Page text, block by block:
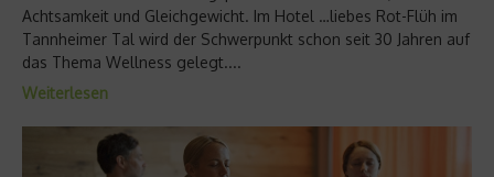
Achtsamkeit und Gleichgewicht. Im Hotel …liebes Rot-Flüh im
Tannheimer Tal wird der Schwerpunkt schon seit 30 Jahren auf
das Thema Wellness gelegt....
Weiterlesen